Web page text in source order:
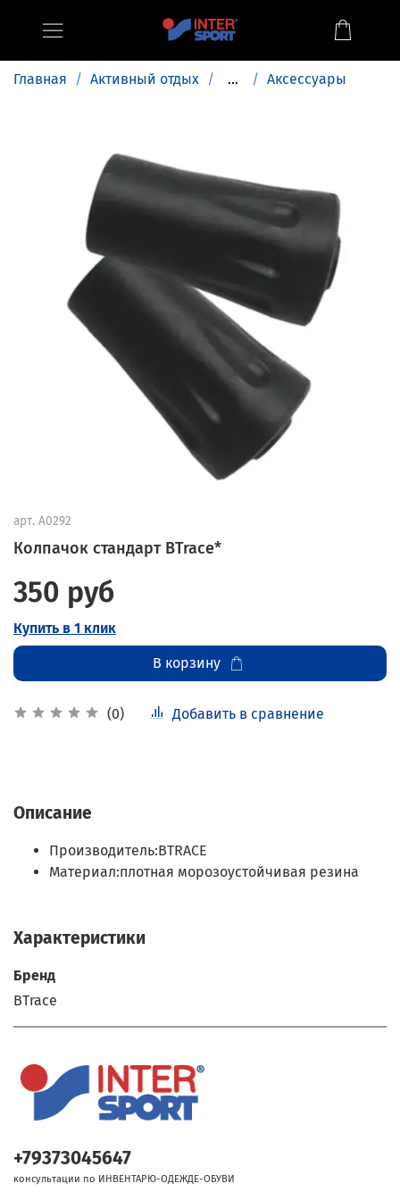
Главная Активный отдых ... Аксессуары
арт. A0292
Колпачок стандарт BTrace*
(0) Добавить в сравнение
350 руб
Купить в 1 клик
В корзину
Описание
Производитель:BTRACE
Материал:плотная морозоустойчивая резина
Характеристики
Бренд
BTrace
+79373045647
консультации по ИНВЕНТАРЮ-ОДЕЖДЕ-ОБУВИ